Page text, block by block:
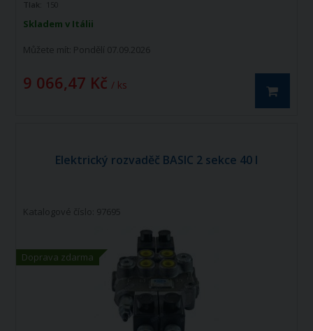
Skladem v Itálii
Můžete mít: Pondělí 07.09.2026
9 066,47 Kč / ks
Tlak:
150
Elektrický rozvaděč BASIC 2 sekce 40 l
Doprava zdarma
Katalogové číslo: 97695